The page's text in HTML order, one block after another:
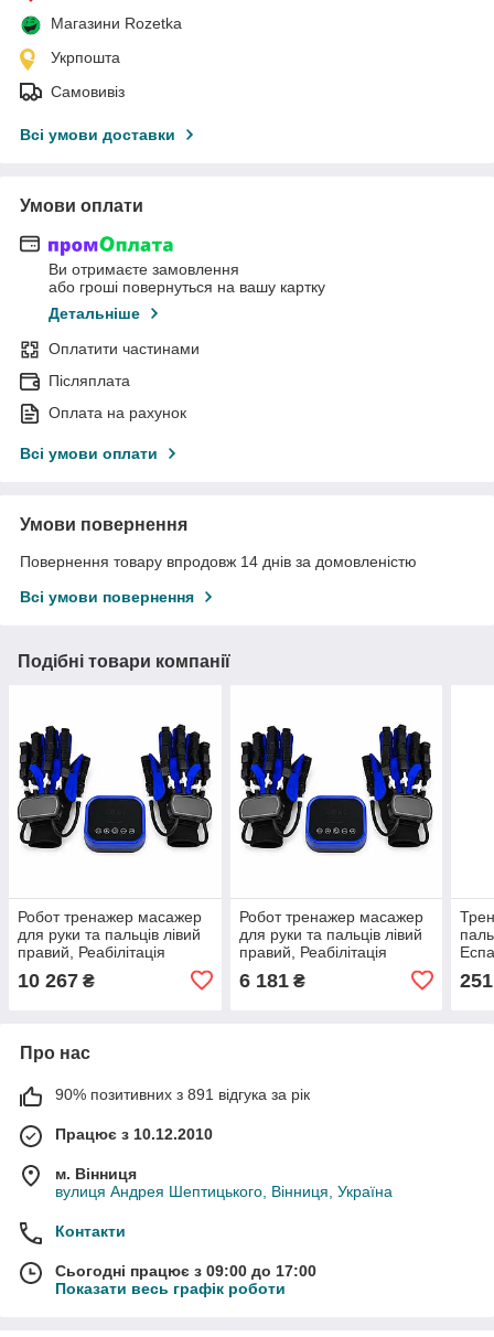
Магазини Rozetka
Укрпошта
Самовивіз
Всі умови доставки
Умови оплати
Ви отримаєте замовлення
або гроші повернуться на вашу картку
Детальніше
Оплатити частинами
Післяплата
Оплата на рахунок
Всі умови оплати
Умови повернення
Повернення товару впродовж 14 днів за домовленістю
Всі умови повернення
Подібні товари компанії
Робот тренажер масажер
для руки та пальців лівий
правий, Реабілітація
функцій лівої правої руки,
реабілітаційні рукавиці 2
10 267 ₴
Робот тренажер масажер
для руки та пальців лівий
правий, Реабілітація
функцій лівої правої руки,
реабілітаційні 2 шт XL чи
6 181₴ 251
Про нас
90% позитивних з 891 відгука за рік
Працює з 10.12.2010
м. Вінниця
вулиця Андрея Шептицького, Вінниця, Україна
Контакти
Сьогодні працює з 09:00 до 17:00
Показати весь графік роботи